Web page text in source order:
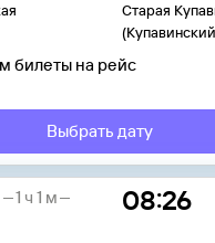
Старая
билеты на рейс
Выбрать дату
08:26
1 ч 1 м